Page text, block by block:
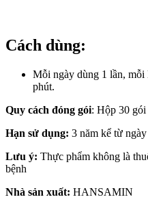
Cách dùng:
Mỗi ngày dùng 1 lần, mỗi
phút.
Quy cách đóng gói: Hộp 30 gói
Hạn sử dụng: 3 năm kể từ
Lưu ý: Thực phẩm không là
bệnh
Nhà sản xuất: HANSAMIN